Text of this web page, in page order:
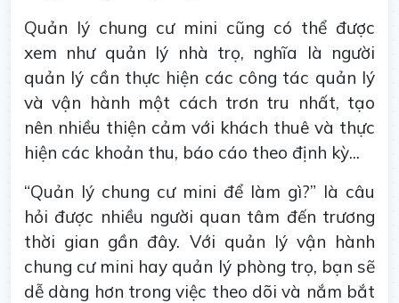
Quản lý chung cư mini cũng có thể được
xem như quản lý nhà trọ, nghĩa là người
quản lý cần thực hiện các công tác quản lý
và vận hành một cách trơn tru nhất, tạo
nên nhiều thiện cảm với khách thuê và thực
hiện các khoản thu, báo cáo theo định kỳ...
“Quản lý chung cư mini để làm gì?” là câu
hỏi được nhiều người quan tâm đến trương
thời gian gần đây. Với quản lý vận hành
chung cư mini hay quản lý phòng trọ, bạn sẽ
dễ dàng hơn trong việc theo dõi và nắm bắt